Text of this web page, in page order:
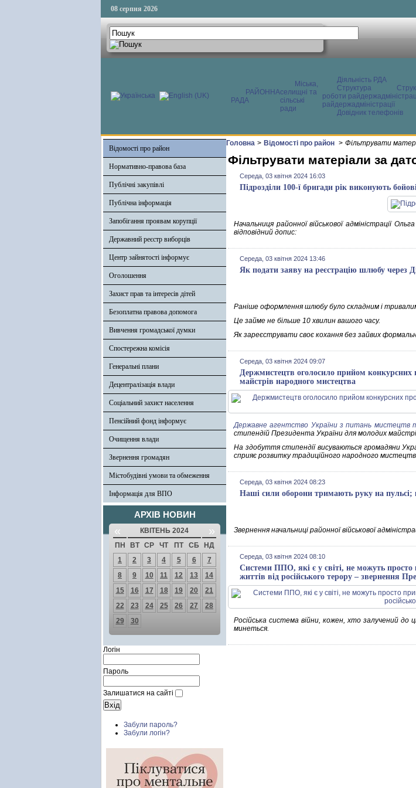
08 серпня 2026
РАЙОННА
РАДА
Міська,
селищні та
сільські
ради
Діяльність РДА
Структура
роботи
райдержадміністрації
Довідник телефонів
Відомості про район
Нормативно-правова база
Публічні закупівлі
Публічна інформація
Запобігання проявам корупції
Державний реєстр виборців
Центр зайнятості інформує
Оголошення
Захист прав та інтересів дітей
Безоплатна правова допомога
Вивчення громадської думки
Спостережна комісія
Генеральні плани
Децентралізація влади
Соціальний захист населення
Пенсійний фонд інформує
Очищення влади
Звернення громадян
Містобудівні умови та обмеження
Інформація для ВПО
АРХІВ НОВИН
« КВІТЕНЬ 2024 »
ПН ВТ СР ЧТ ПТ СБ
НД
1
2 3 4 5 6
7
8
9 10 11 12 13
14
15
16 17 18 19 20
21
22
23 24 25 26 27
28
29
30
Логін
Пароль
Залишатися на сайті
Забули пароль?
Забули логін?
Головна > Відомості про район > Фільтрувати
Фільтрувати матеріали за
Середа, 03 квітня 2024 16:03
Підрозділи 100-ї бригади рік виконують
Начальниця районної військової адміністрації
відповідний допис:
Середа, 03 квітня 2024 13:46
Як подати заяву на реєстрацію шлюбу через
Раніше оформлення шлюбу було складним і
Це займе не більше 10 хвилин вашого часу.
Як зареєструвати своє кохання без зайвих
Середа, 03 квітня 2024 09:07
Держмистецтв оголосило прийом конкурсних
майстрів народного мистецтва
Державне агентство України з питань мистецтв
стипендій Президента України для молодих
На здобуття стипендії висуваються громадяни
сприяє розвитку традиційного народного
Середа, 03 квітня 2024 08:23
Наші сили оборони тримають руку на пульсі;
Звернення начальниці районної військової
Середа, 03 квітня 2024 08:10
Системи ППО, які є у світі, не можуть
життів від російського терору – звернення
Російська система війни, кожен, хто залучений до
минеться.